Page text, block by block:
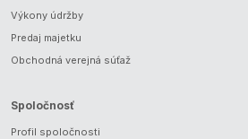
Výkony údržby
Predaj majetku
Obchodná verejná súťaž
Spoločnosť
Profil spoločnosti